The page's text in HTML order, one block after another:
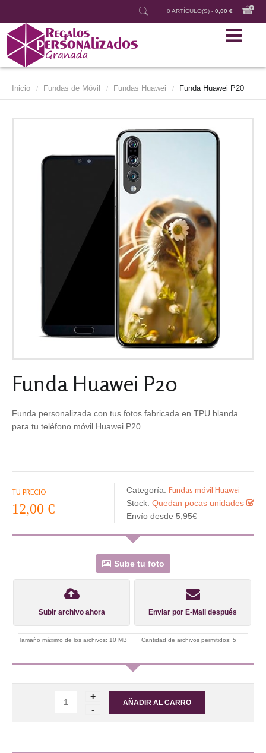
0 ARTÍCULO(S) - 0,00 €
Inicio / Fundas de Móvil / Fundas Huawei / Funda Huawei P20
Funda Huawei P20
Funda personalizada con tus fotos fabricada en TPU blanda
para tu teléfono móvil Huawei P20.
TU PRECIO
12,00 €
Categoría: Fundas móvil Huawei
Stock: Quedan pocas unidades
Envío desde 5,95€
Sube tu foto
Subir archivo ahora Enviar por E-Mail después
Tamaño máximo de los archivos: 10 MB Cantidad de archivos permitidos: 5